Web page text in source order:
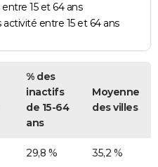
15 et 64 ans
entre 15 et 64 ans
% des
inactifs
de 15-64
ans
Moyenne
des villes
29,8 % 35,2 %